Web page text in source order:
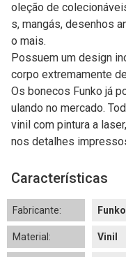
oleção de
s, mangás, desenhos
o mais.
Possuem um design
corpo extremamente
Os bonecos Funko já
ulando no mercado.
vinil com pintura a
nos detalhes
Características
Fabricante:
Material: Vinil